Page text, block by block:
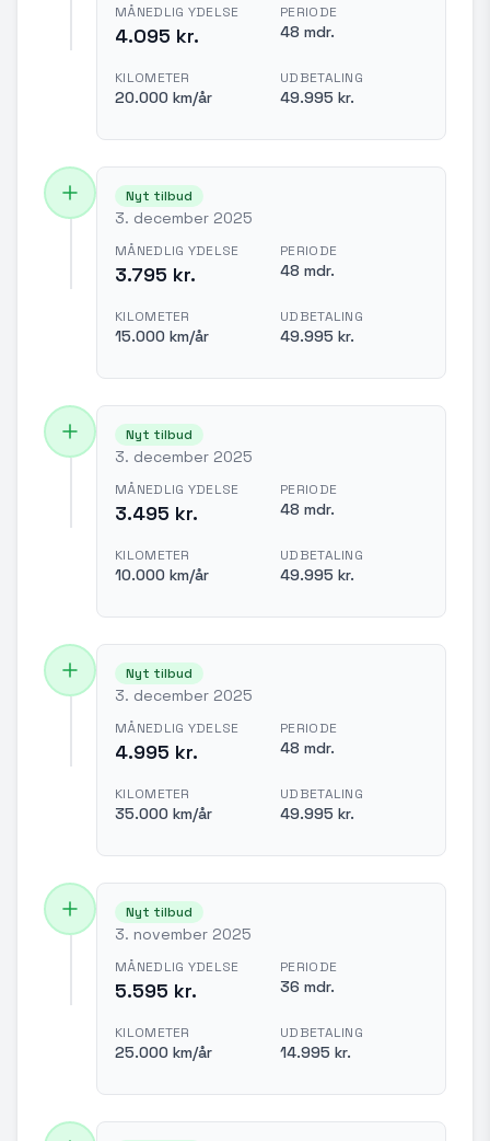
MÅNEDLIG YDELSE
4.095 kr.
PERIODE
48 mdr.
KILOMETER
20.000 km/år
UDBETALING
49.995 kr.
Nyt tilbud
3. december 2025
MÅNEDLIG YDELSE
3.795 kr.
PERIODE
48 mdr.
KILOMETER
15.000 km/år
UDBETALING
49.995 kr.
Nyt tilbud
3. december 2025
MÅNEDLIG YDELSE
3.495 kr.
PERIODE
48 mdr.
KILOMETER
10.000 km/år
UDBETALING
49.995 kr.
Nyt tilbud
3. december 2025
MÅNEDLIG YDELSE
4.995 kr.
PERIODE
48 mdr.
KILOMETER
35.000 km/år
UDBETALING
49.995 kr.
Nyt tilbud
3. november 2025
MÅNEDLIG YDELSE
5.595 kr.
PERIODE
36 mdr.
KILOMETER
25.000 km/år
UDBETALING
14.995 kr.